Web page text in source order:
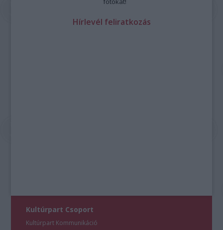
Hírlevél feliratkozás
Kultúrpart Csoport
Kultúrpart Kommunikáció